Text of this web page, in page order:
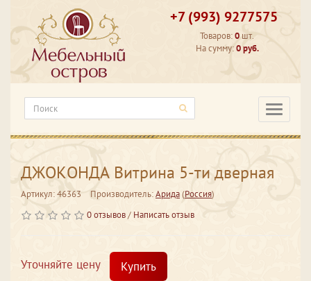
+7 (993) 9277575
Товаров:0 шт.
На сумму:0 руб.
ДЖОКОНДА Витрина 5-ти дверная
Артикул: 46363 Производитель:Арида(Россия)
0 отзывов/ Написать отзыв
Уточняйте цену Купить